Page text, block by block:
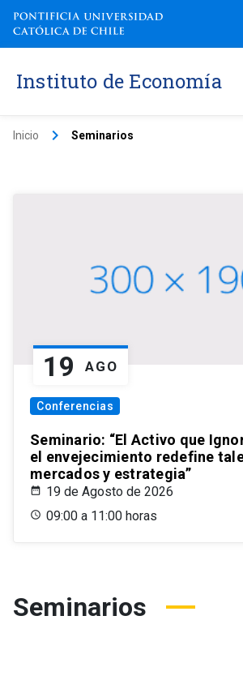
Instituto de Economía
Inicio keyboard_arrow_right Seminarios
19 AGO
Conferencias
Seminario: “El Activo que
el envejecimiento redefine
mercados y estrategia”
19 de Agosto de 2026
09:00 a 11:00 horas
Seminarios